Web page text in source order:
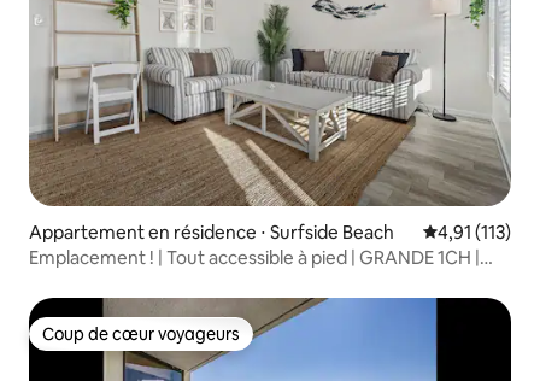
Appartement en résidence ⋅ Surfside Beach Évaluation
4,91 (113)
Emplacement ! | Tout accessible à pied | GRANDE 1CH |
Coup de cœur voyageurs
Coup de cœur voyageurs